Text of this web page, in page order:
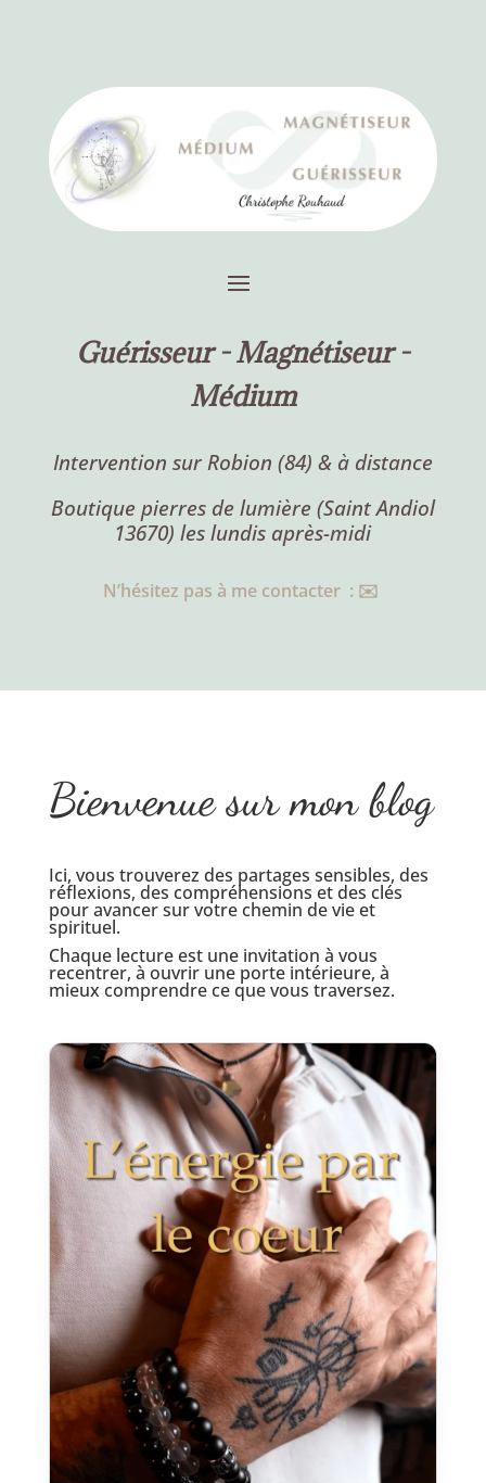
Guérisseur -Magnétiseur -
Médium
Intervention sur Robion (84) & à distance
Boutique pierres de lumière (Saint Andiol
13670) les lundis après-midi
N’hésitez pas à me contacter : ✉️
Bienvenue sur mon blog
Ici, vous trouverez des partages sensibles, des
réflexions, des compréhensions et des clés
pour avancer sur votre chemin de vie et
spirituel.
Chaque lecture est une invitation à vous
recentrer, à ouvrir une porte intérieure, à
mieux comprendre ce que vous traversez.